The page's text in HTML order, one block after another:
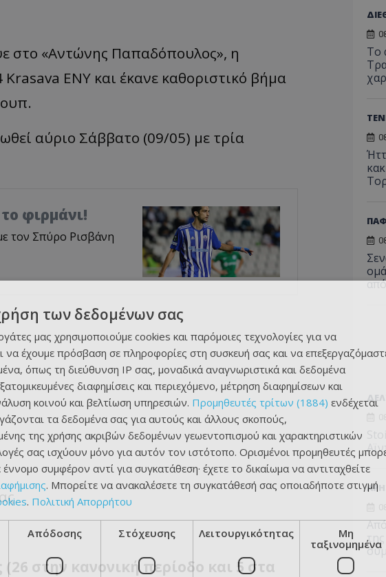
στο «Αντώνης Παπαδόπουλος», η
ΕΝΥ και έκανε καθοριστικό βήμα
αύριο Σάββατο (09/05) με τρία
φιρμάνι!
τον Σπύρο Ρισβάνη
στην κανονική περίοδο και 5 στα
Το
ΑΡΗΣ
των δεδομένων σας
μας χρησιμοποιούμε cookies και παρόμοιες τεχνολογίες για να
να έχουμε πρόσβαση σε πληροφορίες στη συσκευή σας και να
όπως τη διεύθυνση IP σας, μοναδικά αναγνωριστικά και δεδομένα
διαφημίσεις και περιεχόμενο, μέτρηση διαφημίσεων και
κοινού και βελτίωση υπηρεσιών. Προμηθευτές τρίτων (1884) ενδέχεται
τα δεδομένα σας για αυτούς και άλλους σκοπούς,
της χρήσης ακριβών δεδομένων γεωεντοπισμού και χαρακτηριστικών
σας ισχύουν μόνο για αυτόν τον ιστότοπο. Ορισμένοι προμηθευτές
συμφέρον αντί για συγκατάθεση· έχετε το δικαίωμα να αντιταχθείτε
. Μπορείτε να ανακαλέσετε τη συγκατάθεσή σας οποιαδήποτε στιγμή
. Πολιτική Απορρήτου
Απόδοσης Στόχευσης Λειτουργικότητας
Μη
ταξινομημένα